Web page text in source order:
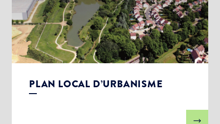
PLAN LOCAL D’URBANISME